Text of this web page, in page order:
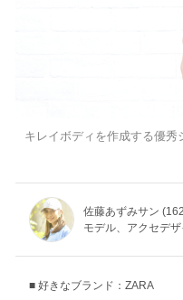
キレイボディを作成する優秀
佐藤あずみサン
モデル、アクセデ
好きなブランド：ZARA